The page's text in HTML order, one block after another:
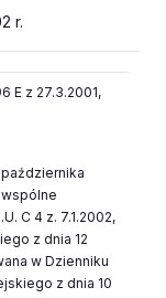
r.
E z 27.3.2001,
wspólne
C 4 z. 7.1.2002,
z dnia 12
w Dzienniku
z dnia 10